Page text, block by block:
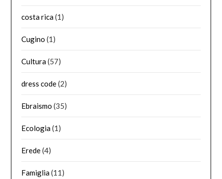
costa rica(1)
Cugino (1)
Cultura(57)
dress code(2)
Ebraismo (35)
Ecologia(1)
Erede(4)
Famiglia(11)